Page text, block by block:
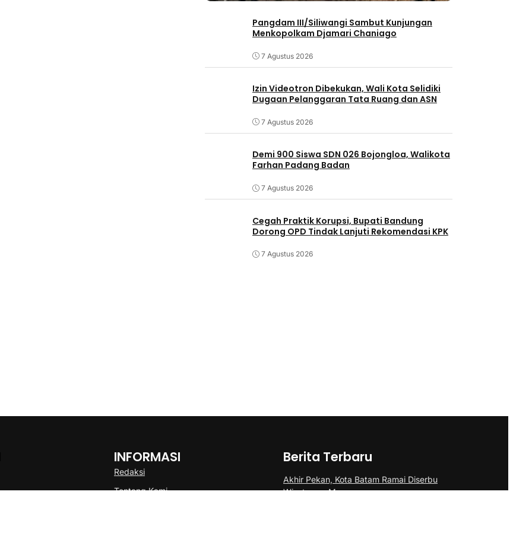
Pangdam III/Siliwangi Sambut Kunjungan
Menkopolkam Djamari Chaniago
7 Agustus 2026
Izin Videotron Dibekukan, Wali Kota Selidiki
Dugaan Pelanggaran Tata Ruang dan ASN
7 Agustus 2026
Demi 900 Siswa SDN 026 Bojongloa, Walikota
Farhan Padang Badan
7 Agustus 2026
Cegah Praktik Korupsi, Bupati Bandung
Dorong OPD Tindak Lanjuti Rekomendasi KPK
7 Agustus 2026
INFORMASI
Redaksi
Tentang Kami
Berita Terbaru
Akhir Pekan, Kota Batam Ramai Diserbu
Wisatawan Mancanegara